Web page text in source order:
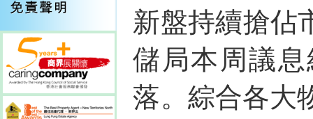
新盤持續搶佔
儲局本周議
落。綜合各大